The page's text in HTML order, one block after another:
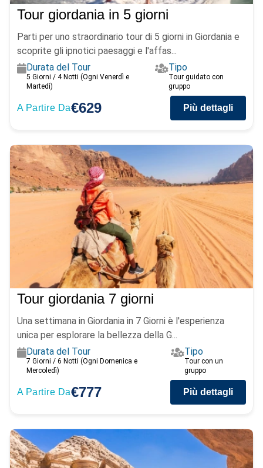
Tour giordania in 5 giorni
Parti per uno straordinario tour di 5 giorni in Giordania e
scoprite gli ipnotici paesaggi e l'affas...
Durata del Tour
5 Giorni / 4 Notti (Ogni Venerdì e
Martedì)
Tipo
Tour guidato con
gruppo
A Partire Da€629 Più dettagli
Tour giordania 7 giorni
Una settimana in Giordania in 7 Giorni è l'esperienza
unica per esplorare la bellezza della G...
Durata del Tour
7 Giorni / 6 Notti (Ogni Domenica e
Mercoledì)
Tipo
Tour con un
gruppo
A Partire Da€777 Più dettagli